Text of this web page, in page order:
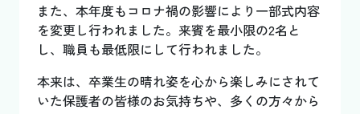
また、本年度もコロナ禍の影響により一部式内容
を変更し行われました。来賓を最小限の2名と
し、職員も最低限にして行われました。
本来は、卒業生の晴れ姿を心から楽しみにされて
いた保護者の皆様のお気持ちや、多くの方々から